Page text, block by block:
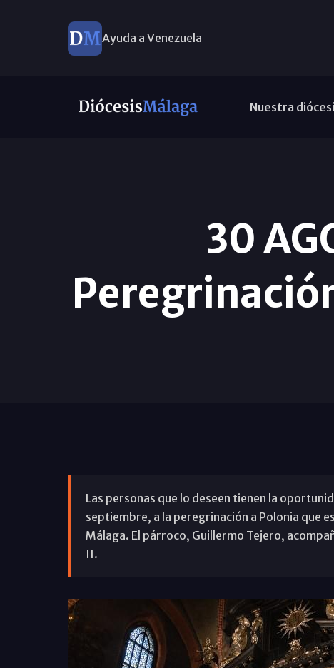
Ayuda a Venezuela
Nuestra
30
Las personas que lo deseen tienen la
septiembre, a la peregrinación a Polonia que
Málaga. El párroco, Guillermo Tejero,
II.